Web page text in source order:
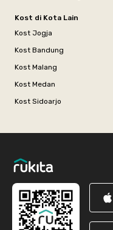
Kost di Kota Lain
Kost Jogja
Kost Bandung
Kost Malang
Kost Medan
Kost Sidoarjo